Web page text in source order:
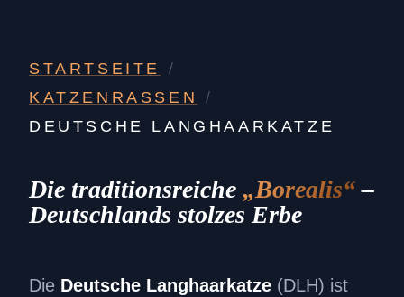
STARTSEITE
/
KATZENRASSEN
/
DEUTSCHE LANGHAARKATZE
Die traditionsreiche „Borealis“–
Deutschlands stolzes Erbe
Die Deutsche Langhaarkatze (DLH) ist